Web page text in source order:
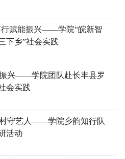
行赋能振兴——学院“皖新智
下乡”社会实践
兴——学院团队赴长丰县罗
会实践
守艺人——学院乡韵知行队
活动